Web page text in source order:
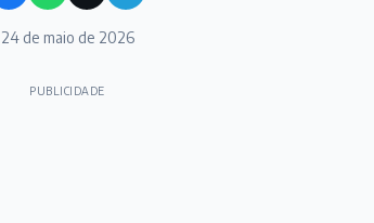
24 de maio de 2026
PUBLICIDADE